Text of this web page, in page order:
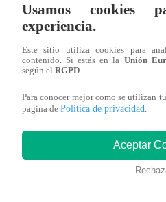
Asesinan a comerciante
galería en San Juan de
También
interesar
Usamos cookies
experiencia.
Este sitio utiliza cookies para
contenido. Si estás en la Unión
según el RGPD.
Para conocer mejor como se utilizan
pagina de Política de privacidad.
Aceptar